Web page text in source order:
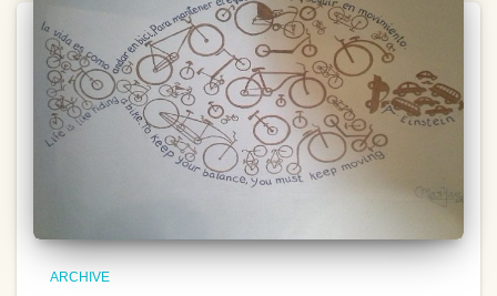
ARCHIVE